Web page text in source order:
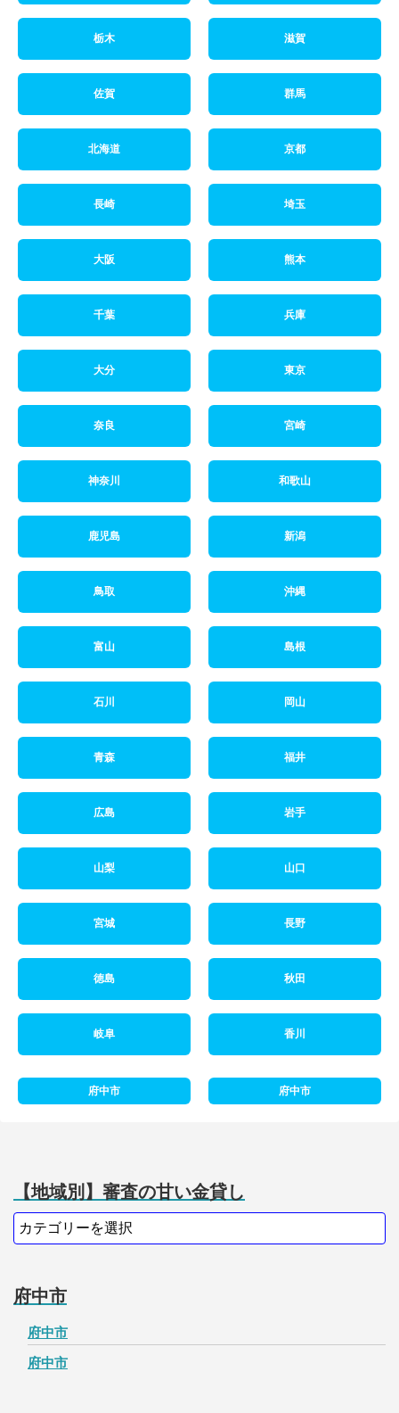
栃木 滋賀
佐賀 群馬
北海道 京都
長崎 埼玉
大阪 熊本
千葉 兵庫
大分 東京
奈良 宮崎
神奈川 和歌山
鹿児島 新潟
鳥取 沖縄
富山 島根
石川 岡山
青森 福井
広島 岩手
山梨 山口
宮城 長野
徳島 秋田
岐阜 香川
府中市 府中市
【地域別】審査の甘い金貸し
府中市
府中市
府中市